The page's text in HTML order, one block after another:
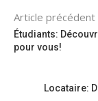
Article précédent
Étudiants:
pour vous!
Locataire: